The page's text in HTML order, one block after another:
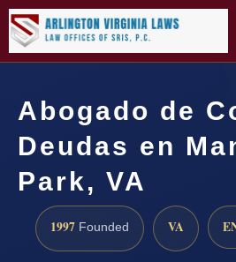
Abogado de
Deudas en
Park, VA
1997 Founded VA